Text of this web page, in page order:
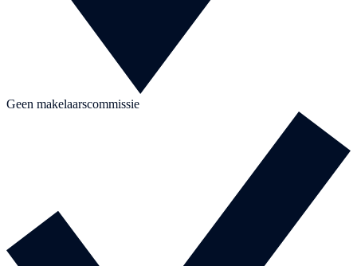
Geen makelaarscommissie